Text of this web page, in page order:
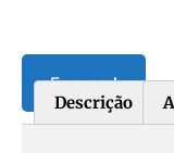
Eu quero!
Descrição